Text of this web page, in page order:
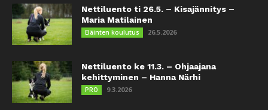
Nettiluento ti 26.5. – Kisajännitys –
Maria Matilainen
Eläinten koulutus 26.5.2026
Nettiluento ke 11.3. – Ohjaajana
kehittyminen – Hanna Närhi
PRO 9.3.2026